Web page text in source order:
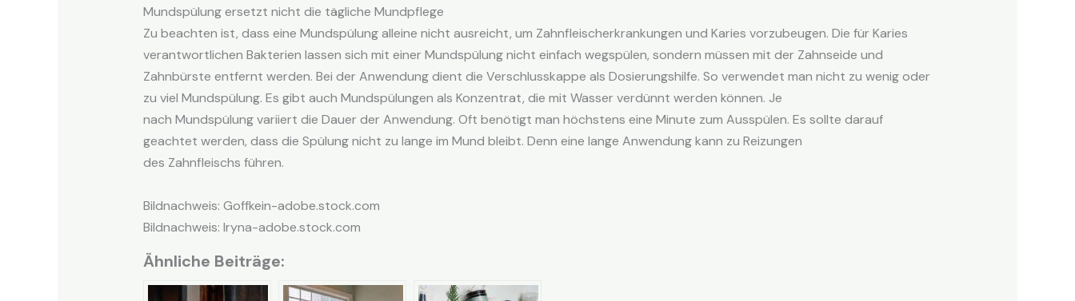
Mundspülung ersetzt nicht die tägliche Mundpflege
Zu beachten ist, dass eine Mundspülung alleine nicht ausreicht, um Zahnfleischerkrankungen und Karies vorzubeugen. Die für Karies
verantwortlichen Bakterien lassen sich mit einer Mundspülung nicht einfach wegspülen, sondern müssen mit der Zahnseide und
Zahnbürste entfernt werden. Bei der Anwendung dient die Verschlusskappe als Dosierungshilfe. So verwendet man nicht zu wenig oder
zu viel Mundspülung. Es gibt auch Mundspülungen als Konzentrat, die mit Wasser verdünnt werden können. Je
nach Mundspülung variiert die Dauer der Anwendung. Oft benötigt man höchstens eine Minute zum Ausspülen. Es sollte darauf
geachtet werden, dass die Spülung nicht zu lange im Mund bleibt. Denn eine lange Anwendung kann zu Reizungen
des Zahnfleischs führen.
Bildnachweis: Goffkein-adobe.stock.com
Bildnachweis: Iryna-adobe.stock.com
Ähnliche Beiträge: